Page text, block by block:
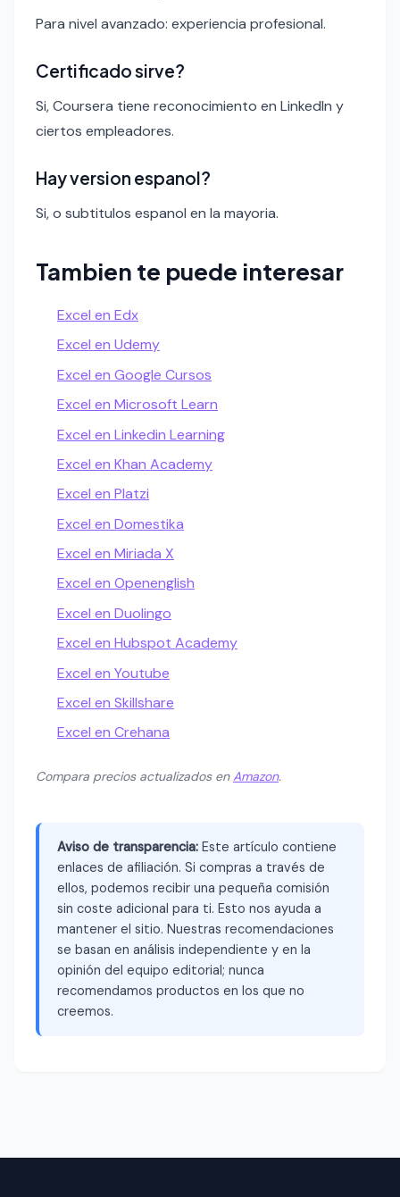
Para nivel avanzado: experiencia profesional.
Certificado sirve?
Si, Coursera tiene reconocimiento en LinkedIn y
ciertos empleadores.
Hay version espanol?
Si, o subtitulos espanol en la mayoria.
Tambien te puede interesar
Excel en Edx
Excel en Udemy
Excel en Google Cursos
Excel en Microsoft Learn
Excel en Linkedin Learning
Excel en Khan Academy
Excel en Platzi
Excel en Domestika
Excel en Miriada X
Excel en Openenglish
Excel en Duolingo
Excel en Hubspot Academy
Excel en Youtube
Excel en Skillshare
Excel en Crehana
Compara precios actualizados enAmazon.
Aviso de transparencia: Este artículo contiene
enlaces de afiliación. Si compras a través de
ellos, podemos recibir una pequeña comisión
sin coste adicional para ti. Esto nos ayuda a
mantener el sitio. Nuestras recomendaciones
se basan en análisis independiente y en la
opinión del equipo editorial; nunca
recomendamos productos en los que no
creemos.